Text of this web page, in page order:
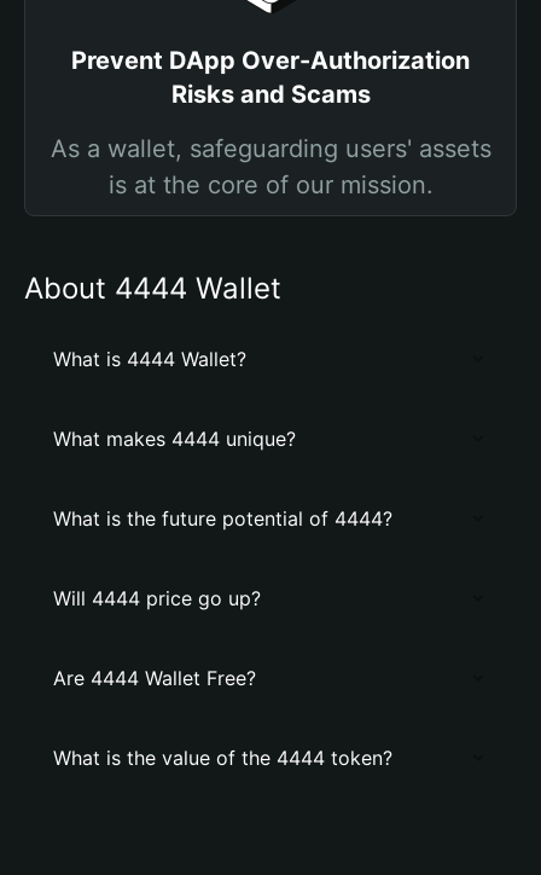
Prevent DApp Over-Authorization
Risks and Scams
As a wallet, safeguarding users' assets
is at the core of our mission.
About 4444 Wallet
What is 4444 Wallet?
What makes 4444 unique?
What is the future potential of 4444?
Will 4444 price go up?
Are 4444 Wallet Free?
What is the value of the 4444 token?